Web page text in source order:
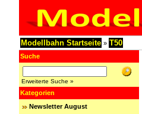
Modellbahn Startseite » T50
Suche
Erweiterte Suche »
Kategorien
Newsletter August